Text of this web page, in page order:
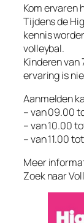
Kom ervaren
Tijdens de
kennis
volleybal.
Kinderen van
ervaring is
Aanmelden
– van 09.00
– van 10.00
– van 11.00
Meer
Zoek naar